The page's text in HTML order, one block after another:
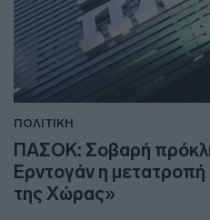
ΠΟΛΙΤΙΚΗ
ΠΑΣΟΚ: Σοβαρή
Ερντογάν η
της Χώρας»